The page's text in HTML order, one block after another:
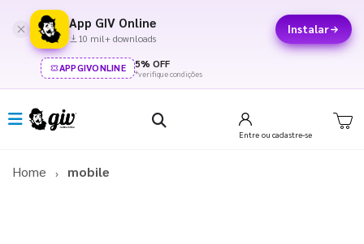
App GIV Online
10 mil+ downloads
Instalar
APPGIVONLINE 5% OFF
*verifique condições
Entre ou cadastre-se
Home mobile